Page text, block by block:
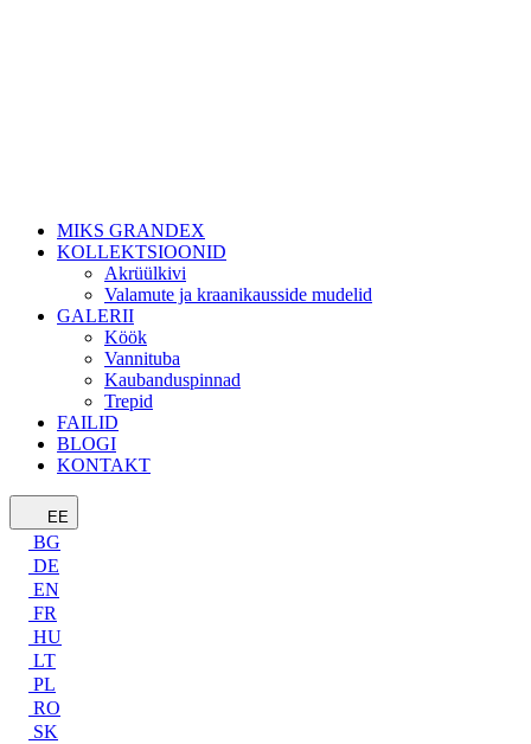
MIKS GRANDEX
KOLLEKTSIOONID
Akrüülkivi
Valamute ja kraanikausside mudelid
GALERII
Köök
Vannituba
Kaubanduspinnad
Trepid
FAILID
BLOGI
KONTAKT
EE
BG
DE
EN
FR
HU
LT
PL
RO
SK